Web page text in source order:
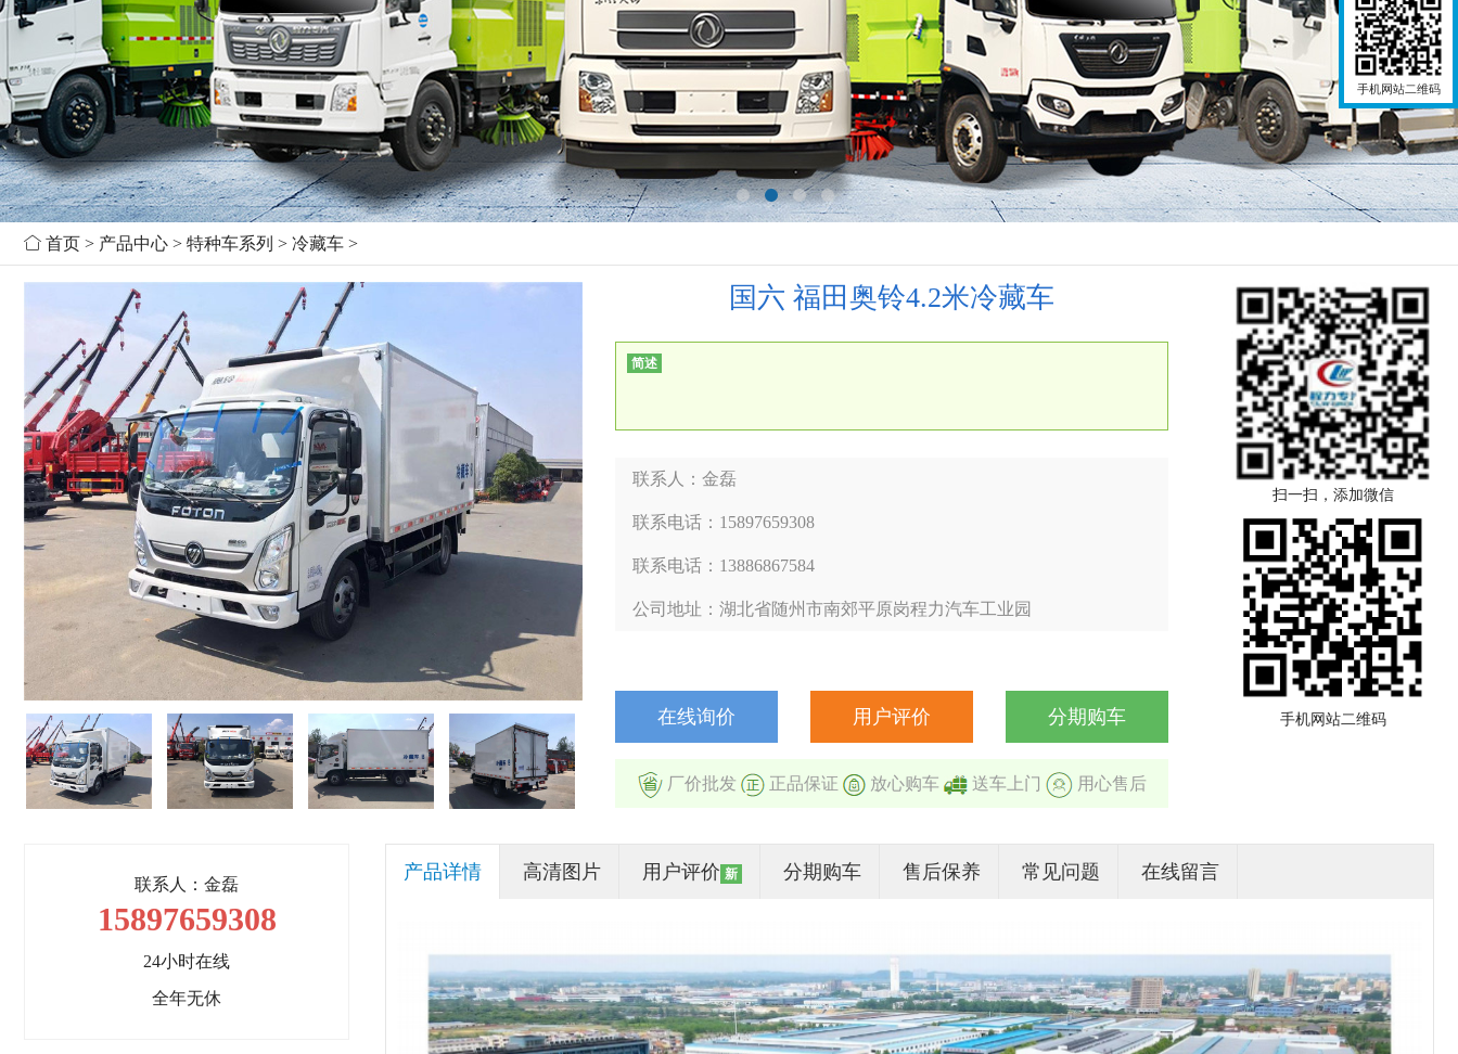
 首页 > 产品中心 > 特种车系列 > 冷藏车 >
国六 福田奥铃4.2米冷藏车
简述
联系人：金磊
联系电话：15897659308
联系电话：13886867584
公司地址：湖北省随州市南郊平原岗程力汽车工业园
在线询价 用户评价 分期购车
厂价批发 正品保证 放心购车 送车上门 用心售后
扫一扫，添加微信
手机网站二维码
联系人：金磊
15897659308
24小时在线
全年无休
产品详情 高清图片 用户评价 新 分期购车 售后保养 常见问题 在线留言
手机网站二维码